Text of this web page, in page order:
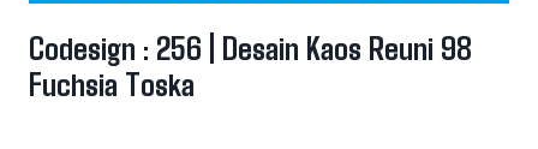
Codesign : 256 | Desain Kaos Reuni 98
Fuchsia Toska